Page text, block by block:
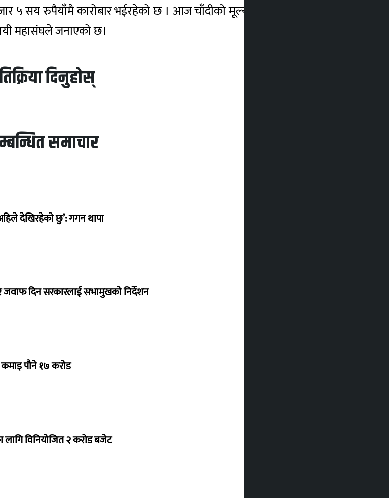
५ सय रुपैयाँमै कारोबार भईरहेको छ । आज चाँदीको मूल्य १० रुपैयाँले घटेर प्रतितोला
महासंघले जनाएको छ।
दिनुहोस्
समाचार
देखिरहेको छु’: गगन थापा
जवाफ दिन सरकारलाई सभामुखको निर्देशन
कमाइ पौने १७ करोड
लागि विनियोजित २ करोड बजेट